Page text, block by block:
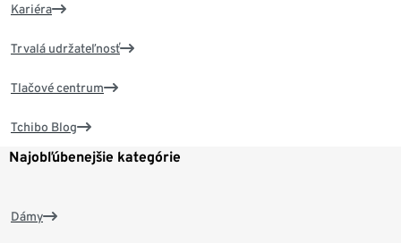
Kariéra
Trvalá udržateľnosť
Tlačové centrum
Tchibo Blog
Najobľúbenejšie kategórie
Dámy